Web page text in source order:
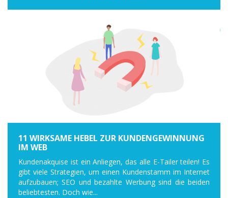
11 WIRKSAME HEBEL ZUR KUNDENGEWINNUNG
IM WEB
Kundenakquise ist ein Anliegen, das alle E-Tailer teilen! Es
gibt viele Strategien, um einen Kundenstamm im Internet
aufzubauen; SEO und bezahlte Werbung sind die beiden
beliebtesten. Doch wie...